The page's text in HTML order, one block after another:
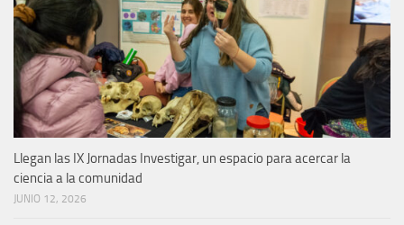
Llegan las IX Jornadas Investigar, un espacio para acercar la
ciencia a la comunidad
JUNIO 12, 2026